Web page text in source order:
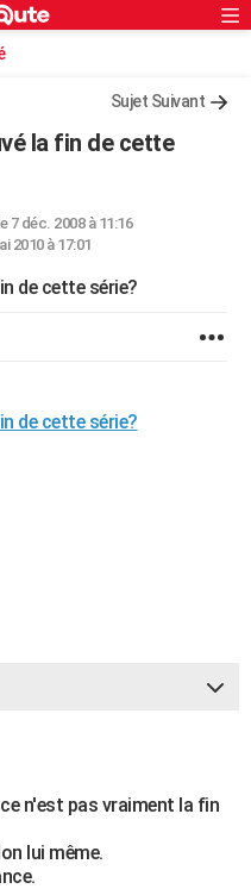
Sujet Suivant
la fin de cette
7 déc. 2008 à 11:16
2010 à 17:01
de cette série?
de cette série?
n'est pas vraiment la fin
lui même.